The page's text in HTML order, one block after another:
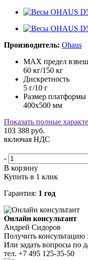
Производитель: Ohaus
MAX предел
60 кг/150 кг
Дискретность
5 г/10 г
Размер платформы
400х500 мм
Показать полные
103 388 руб.
включая НДС
-
В корзину
Купить в 1 клик
Гарантия: 1 год
Онлайн консультант
Андрей Сидоров
Получить консультацию
Или задать вопросы по
тел. +7 495 125-35-50